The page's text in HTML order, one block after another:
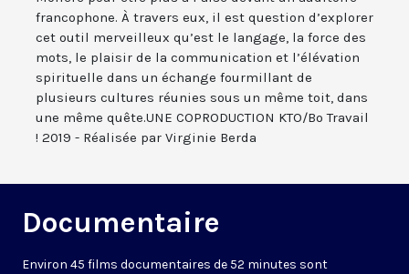
francophone. À travers eux, il est question d’explorer
cet outil merveilleux qu’est le langage, la force des
mots, le plaisir de la communication et l’élévation
spirituelle dans un échange fourmillant de
plusieurs cultures réunies sous un même toit, dans
une même quête.UNE COPRODUCTION KTO/Bo Travail
! 2019 - Réalisée par Virginie Berda
Documentaire
Environ 45 films documentaires de 52 minutes sont